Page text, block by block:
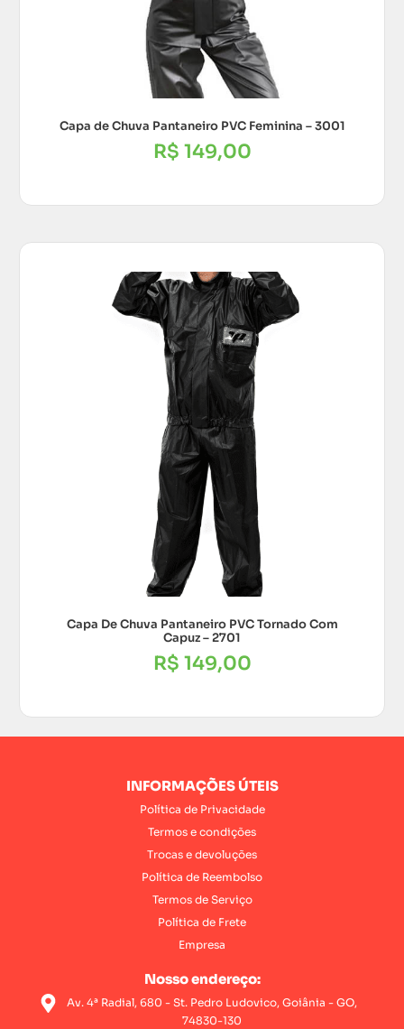
Capa de Chuva Pantaneiro PVC Feminina – 3001
R$ 149,00
Capa De Chuva Pantaneiro PVC Tornado Com
Capuz – 2701
R$ 149,00
INFORMAÇÕES ÚTEIS
Política de Privacidade
Termos e condições
Trocas e devoluções
Política de Reembolso
Termos de Serviço
Política de Frete
Empresa
Nosso endereço:
Av. 4ª Radial, 680 - St. Pedro Ludovico, Goiânia - GO,
74830-130